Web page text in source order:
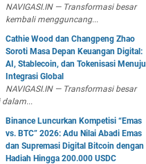
NAVIGASI.IN — Transformasi besar
kembali mengguncang...
Cathie Wood dan Changpeng Zhao
Soroti Masa Depan Keuangan Digital:
AI, Stablecoin, dan Tokenisasi Menuju
Integrasi Global
NAVIGASI.IN — Transformasi besar
dalam...
Binance Luncurkan Kompetisi “Emas
vs. BTC” 2026: Adu Nilai Abadi Emas
dan Supremasi Digital Bitcoin dengan
Hadiah Hingga 200.000 USDC